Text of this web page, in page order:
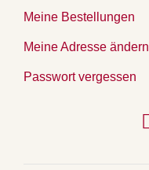
Meine Bestellungen
Meine Adresse ändern
Passwort vergessen